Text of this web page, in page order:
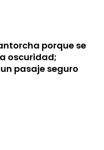
porque se
oscuridad;
pasaje seguro